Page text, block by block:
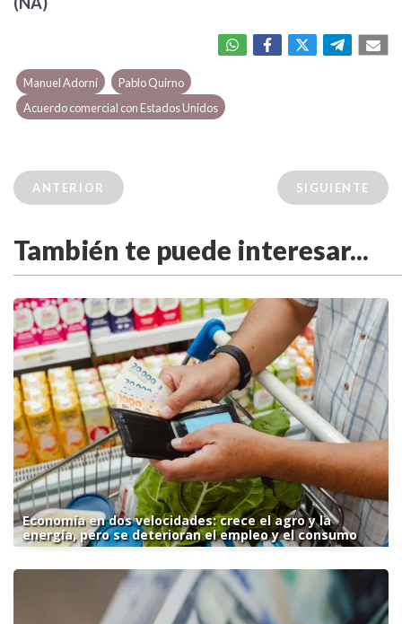
Manuel Adorni
Pablo Quirno
Acuerdo comercial con Estados Unidos
ANTERIOR SIGUIENTE
También te puede interesar...
Economía en dos velocidades: crece el agro y la
energía, pero se deterioran el empleo y el consumo